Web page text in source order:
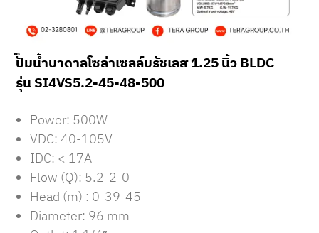
ปั๊มน้ำบาดาลโซล่าเซลล์บรัชเลส 1.25 นิ้ว BLDC
รุ่น SI4VS5.2-45-48-500
Power: 500W
VDC: 40-105V
IDC: < 17A
Flow (Q): 5.2-2-0
Head (m) : 0-39-45
Diameter: 96 mm